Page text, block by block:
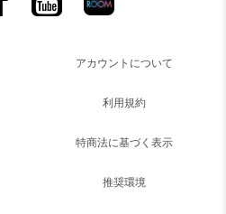
アカウントについて
利用規約
特商法に基づく表示
推奨環境